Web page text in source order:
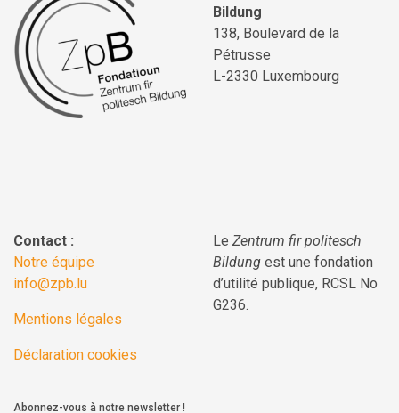
Bildung
138, Boulevard de la
Pétrusse
L-2330 Luxembourg
Contact :
Notre équipe
info@zpb.lu
Mentions légales
Déclaration cookies
Le Zentrum fir politesch
Bildung est une fondation
d’utilité publique, RCSL No
G236.
Abonnez-vous à notre newsletter !